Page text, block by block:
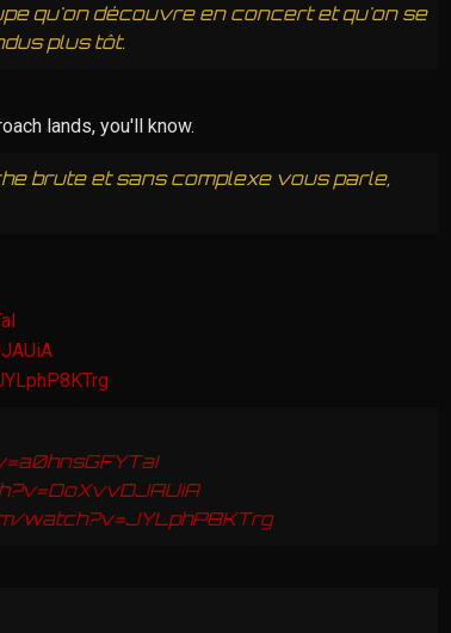
qu'on découvre en concert et qu'on se
plus tôt.
lands, you'll know.
brute et sans complexe vous parle,
watch?v=JYLphP8KTrg